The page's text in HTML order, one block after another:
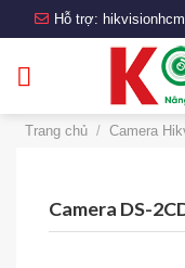
to
content
Hỗ trợ:
Trang chủ / Camera
Camera DS-